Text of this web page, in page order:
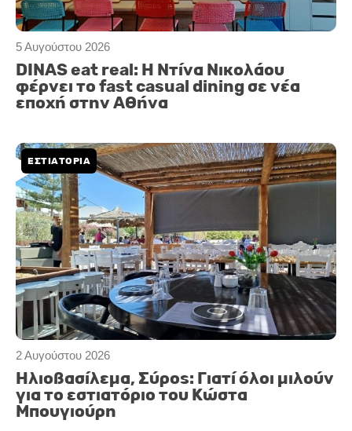
5 Αυγούστου 2026
DINAS eat real: Η Ντίνα Νικολάου
φέρνει το fast casual dining σε νέα
εποχή στην Αθήνα
2 Αυγούστου 2026
ΕΣΤΙΑΤΟΡΙΑ
Ηλιοβασίλεμα, Σύρος: Γιατί όλοι μιλούν
για το εστιατόριο του Κώστα
Μπουγιούρη